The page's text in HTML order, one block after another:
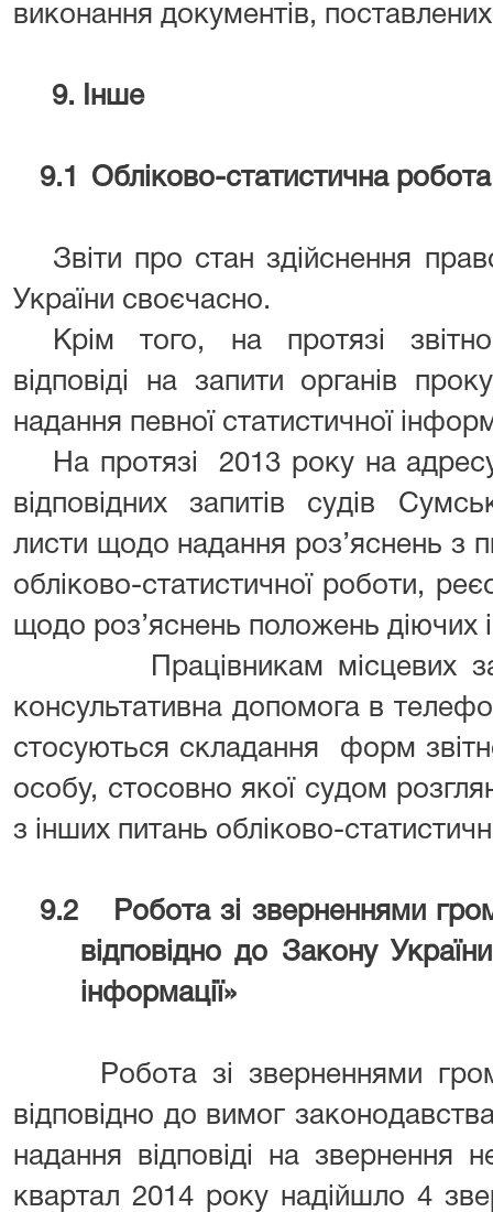
виконання документів,
9. Інше
9.1 Обліково-статистична робота
Звіти про стан здійснення
України своєчасно.
Крім того, на протязі
відповіді на запити органів
надання певної статистичної
На протязі 2013 року на
відповідних запитів судів
листи щодо надання роз’яснень з
обліково-статистичної роботи,
щодо роз’яснень положень діючих
Працівникам місцевих
консультативна допомога в
стосуються складання форм
особу, стосовно якої судом
з інших питань обліково-
9.2
Робота зі зверненнями
відповідно до Закону
інформації»
Робота зі зверненнями
відповідно до вимог
надання відповіді на звернення
квартал 2014 року надійшло 4